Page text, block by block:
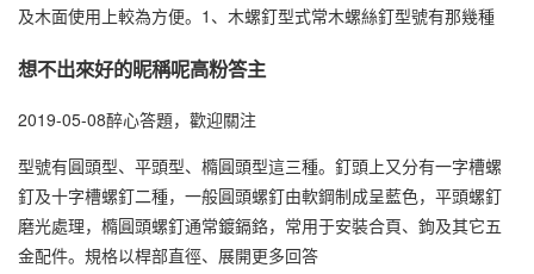
及木面使用上較為方便。1、木螺釘型式常木螺絲釘型號有那幾種
想不出來好的昵稱呢高粉答主
2019-05-08醉心答題，歡迎關注
型號有圓頭型、平頭型、橢圓頭型這三種。釘頭上又分有一字槽螺
釘及十字槽螺釘二種，一般圓頭螺釘由軟鋼制成呈藍色，平頭螺釘
磨光處理，橢圓頭螺釘通常鍍鎘鉻，常用于安裝合頁、鉤及其它五
金配件。規格以桿部直徑、展開更多回答